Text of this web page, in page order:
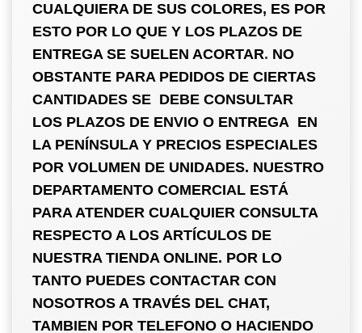
CUALQUIERA DE SUS COLORES, ES POR
ESTO POR LO QUE Y LOS PLAZOS DE
ENTREGA SE SUELEN ACORTAR. NO
OBSTANTE PARA PEDIDOS DE CIERTAS
CANTIDADES SE DEBE CONSULTAR
LOS PLAZOS DE ENVIO O ENTREGA EN
LA PENÍNSULA Y PRECIOS ESPECIALES
POR VOLUMEN DE UNIDADES. NUESTRO
DEPARTAMENTO COMERCIAL ESTÁ
PARA ATENDER CUALQUIER CONSULTA
RESPECTO A LOS ARTÍCULOS DE
NUESTRA TIENDA ONLINE. POR LO
TANTO PUEDES CONTACTAR CON
NOSOTROS A TRAVÉS DEL CHAT,
TAMBIEN POR TELEFONO O HACIENDO